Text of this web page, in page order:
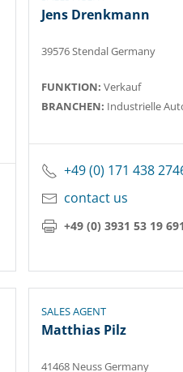
Jens Drenkmann
39576 Stendal Germany
FUNKTION: Verkauf
BRANCHEN: Industrielle
+49 (0) 171 438
contact us
+49 (0) 3931 53 19 691
SALES AGENT
Matthias Pilz
41468 Neuss Germany